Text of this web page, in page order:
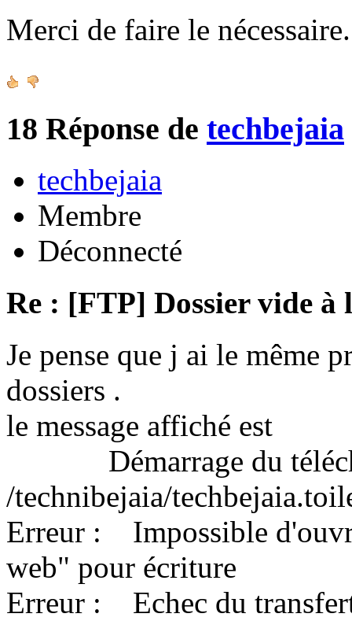
Merci de faire le
18 Réponse de techbejaia
techbejaia
Membre
Déconnecté
Re : [FTP] Dossier vide à
Je pense que j ai le même
dossiers .
le message affiché est
Démarrage du
/technibejaia/
Erreur : Impossible
web" pour écriture
Erreur : Echec du